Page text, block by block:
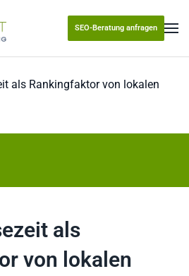
SEO-Beratung anfragen
als Rankingfaktor von lokalen
als
von lokalen